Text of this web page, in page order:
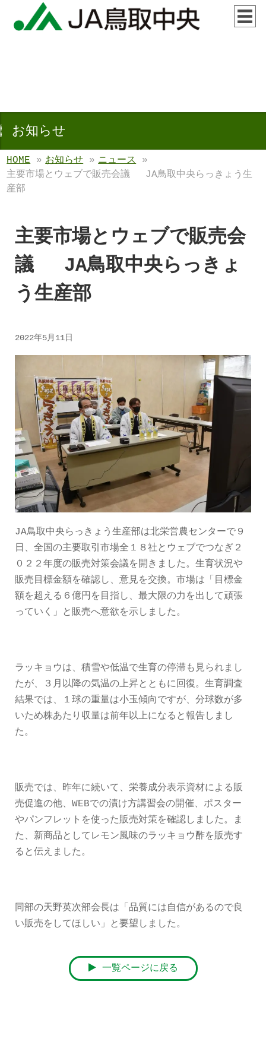
お知らせ
HOME » お知らせ » ニュース
»
主要市場とウェブで販売会議 JA鳥取中央らっきょう生
産部
主要市場とウェブで販売会
議 JA鳥取中央らっきょ
う生産部
2022年5月11日
JA鳥取中央らっきょう生産部は北栄営農センターで９
日、全国の主要取引市場全１８社とウェブでつなぎ２
０２２年度の販売対策会議を開きました。生育状況や
販売目標金額を確認し、意見を交換。市場は「目標金
額を超える６億円を目指し、最大限の力を出して頑張
っていく」と販売へ意欲を示しました。
ラッキョウは、積雪や低温で生育の停滞も見られまし
たが、３月以降の気温の上昇とともに回復。生育調査
結果では、１球の重量は小玉傾向ですが、分球数が多
いため株あたり収量は前年以上になると報告しまし
た。
販売では、昨年に続いて、栄養成分表示資材による販
売促進の他、WEBでの漬け方講習会の開催、ポスター
やパンフレットを使った販売対策を確認しました。ま
た、新商品としてレモン風味のラッキョウ酢を販売す
ると伝えました。
同部の天野英次部会長は「品質には自信があるので良
い販売をしてほしい」と要望しました。
一覧ページに戻る